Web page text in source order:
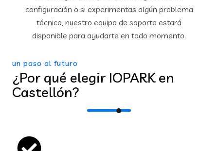
configuración o si experimentas algún problema
técnico, nuestro equipo de soporte estará
disponible para ayudarte en todo momento.
un paso al futuro
¿Por qué elegir IOPARK en
Castellón?